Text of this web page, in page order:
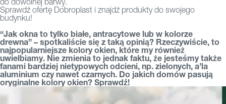
Sprawdź ofertę Dobroplast i znajdź produkty do swojego
budynku!
“Jak okna to tylko białe, antracytowe lub w kolorze
drewna” – spotkaliście się z taką opinią? Rzeczywiście, to
najpopularniejsze kolory okien, które my również
uwielbiamy. Nie zmienia to jednak faktu, że jesteśmy także
fanami bardziej nietypowych odcieni, np. zielonych, a’la
aluminium czy nawet czarnych. Do jakich domów pasują
oryginalne kolory okien? Sprawdź!